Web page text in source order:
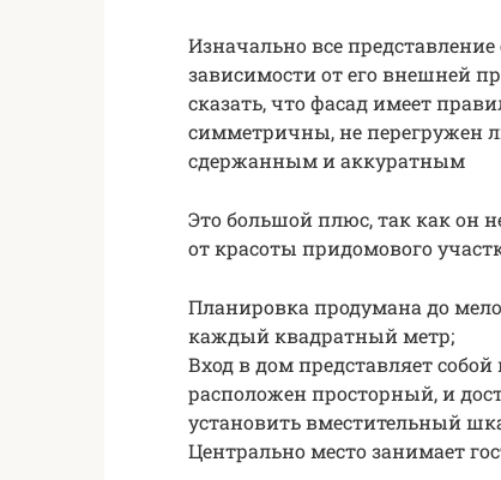
Изначально все
зависимости от его внешней
сказать, что фасад имеет
симметричны, не перегружен
сдержанным и аккуратным
Это большой плюс, так как он
от красоты придомового
Планировка продумана до
каждый квадратный метр;
Вход в дом представляет
расположен просторный, и
установить вместительный
Центрально место занимает